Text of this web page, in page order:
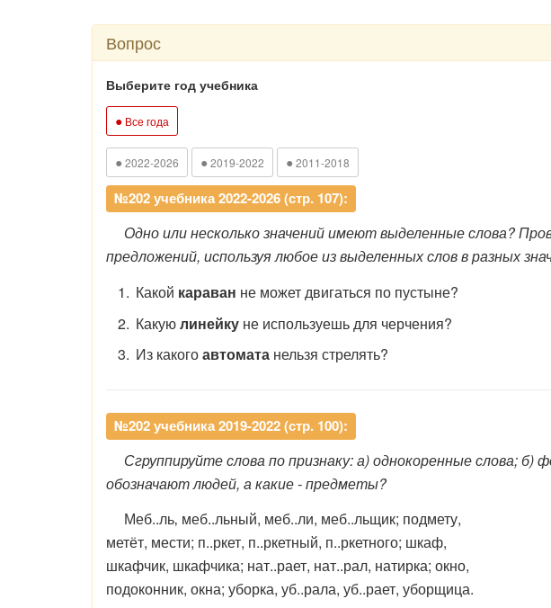
Вопрос
Выберите год учебника
● Все года
● 2022-2026 ● 2019-2022 ● 2011-2018
№202 учебника 2022-2026 (стр. 107):
Одно или несколько значений имеют выделенные слова?
предложений, используя любое из выделенных слов в разных
Какой караван не может двигаться по пустыне?
Какуюлинейкуне используешь для черчения?
Из какогоавтоматанельзя стрелять?
№202 учебника 2019-2022 (стр. 100):
Сгруппируйте слова по признаку: а) однокоренные слова;
обозначают людей, а какие - предметы?
Меб..ль‚ меб..льный, меб..ли, меб..льщик; подмету,
метёт, мести; п..ркет, п..ркетный, п..ркетного; шкаф,
шкафчик, шкафчика; нат..рает, нат..рал, натирка; окно,
подоконник, окна; уборка, уб..рала, уб..рает, уборщица.